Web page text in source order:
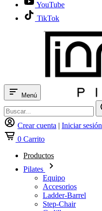
YouTube
TikTok
Menú
Crear cuenta | Iniciar sesión
0 Carrito
Productos
Pilates
Equipo
Accesorios
Ladder-Barrel
Step-Chair